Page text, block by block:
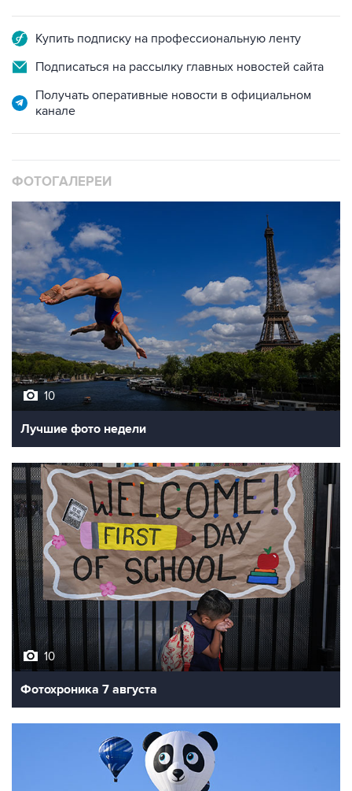
Купить подписку на профессиональную ленту
Подписаться на рассылку главных новостей сайта
Получать оперативные новости в официальном
канале
ФОТОГАЛЕРЕИ
10
Лучшие фото недели
10
Фотохроника 7 августа